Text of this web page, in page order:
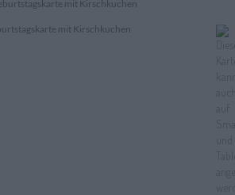
mit Kirschkuchen